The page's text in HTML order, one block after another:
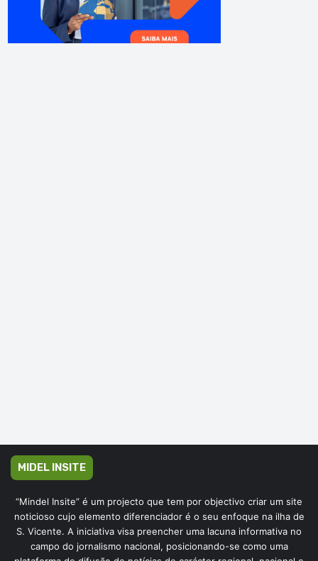
MIDEL INSITE
“Mindel Insite” é um projecto que tem por objectivo criar um site
noticioso cujo elemento diferenciador é o seu enfoque na ilha de
S. Vicente. A iniciativa visa preencher uma lacuna informativa no
campo do jornalismo nacional, posicionando-se como uma